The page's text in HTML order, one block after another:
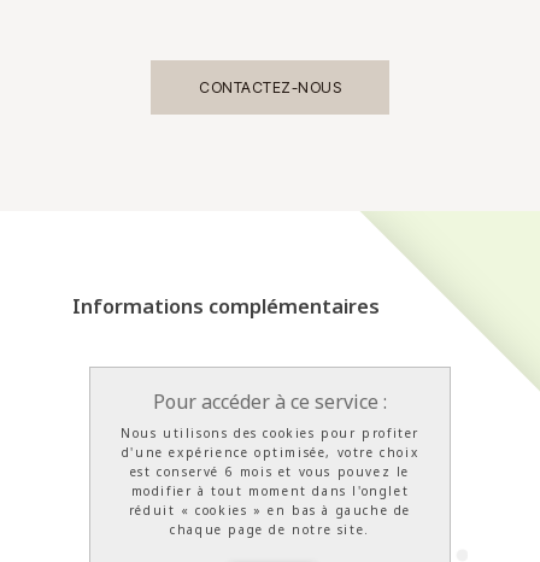
CONTACTEZ-NOUS
Informations complémentaires
Pour accéder à ce service :
Nous utilisons des cookies pour profiter
d'une expérience optimisée, votre choix
est conservé 6 mois et vous pouvez le
modifier à tout moment dans l'onglet
réduit « cookies » en bas à gauche de
chaque page de notre site.